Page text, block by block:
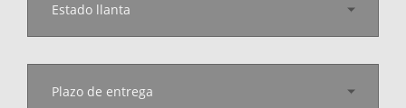
Estado llanta
Plazo de entrega